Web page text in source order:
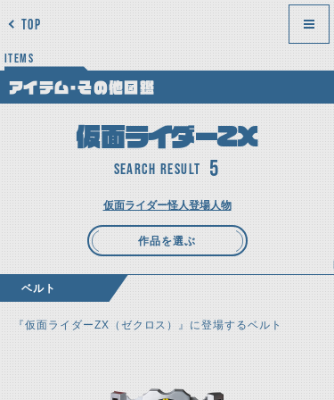
TOP
ITEMS
アイテム・その他図鑑
仮面ライダーZX
SEARCH RESULT 5
仮面ライダー怪人登場人物
作品を選ぶ
ベルト
『仮面ライダーZX（ゼクロス）』に登場するベルト